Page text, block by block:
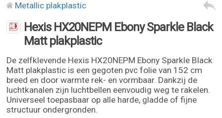
Metallic plakplastic
Hexis HX20NEPM Ebony Sparkle Black
Matt plakplastic
De zelfklevende Hexis HX20NEPM Ebony Sparkle Black
Matt plakplastic is een gegoten pvc folie van 152 cm
breed en door warmte rek- en vormbaar. Dankzij de
luchtkanalen zijn luchtbellen eenvoudig weg te rakelen.
Universeel toepasbaar op alle harde, gladde of fijne
structuur ondergronden.